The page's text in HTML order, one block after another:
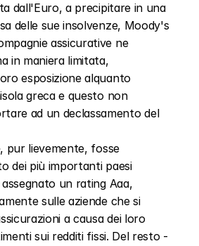
dall'Euro, a precipitare in una
delle sue insolvenze, Moody's
assicurative ne
in maniera limitata,
esposizione alquanto
greca e questo non
ad un declassamento del
pur lievemente, fosse
dei più importanti paesi
un rating Aaa,
sulle aziende che si
a causa dei loro
sui redditi fissi. Del resto -